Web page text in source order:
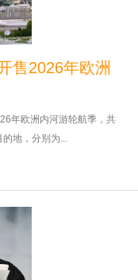
售2026年欧洲
年欧洲内河游轮航季，共
地，分别为...